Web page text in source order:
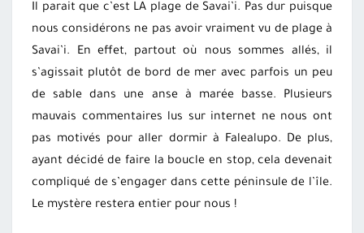
Il parait que c’est LA plage de Savai’i. Pas dur puisque
nous considérons ne pas avoir vraiment vu de plage à
Savai’i. En effet, partout où nous sommes allés, il
s’agissait plutôt de bord de mer avec parfois un peu
de sable dans une anse à marée basse. Plusieurs
mauvais commentaires lus sur internet ne nous ont
pas motivés pour aller dormir à Falealupo. De plus,
ayant décidé de faire la boucle en stop, cela devenait
compliqué de s’engager dans cette péninsule de l’île.
Le mystère restera entier pour nous !